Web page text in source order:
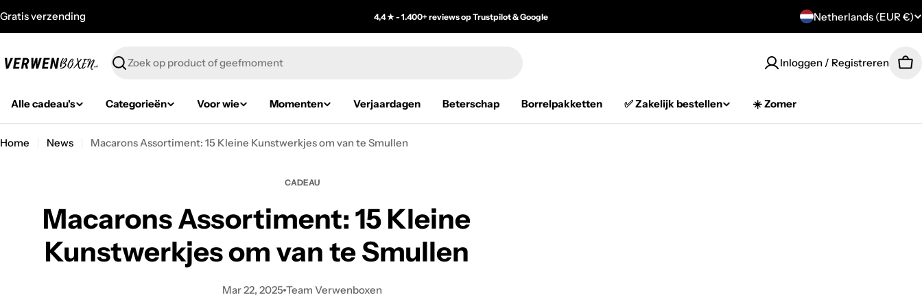
to
Gratis verzending 4,4 ★ - 1.400+ reviews op Trustpilot & Google
C
Netherlands (EUR €)
Zoeken
Inloggen / Registreren
Alle cadeau's Categorieën Voor wie Momenten Verjaardagen Beterschap Borrelpakketten ✅ Zakelijk bestellen ☀️ Zomer
Home News Macarons Assortiment: 15 Kleine Kunstwerkjes om van te Smullen
CADEAU
Macarons Assortiment: 15 Kleine
Kunstwerkjes om van te Smullen
Mar 22, 2025 Team Verwenboxen